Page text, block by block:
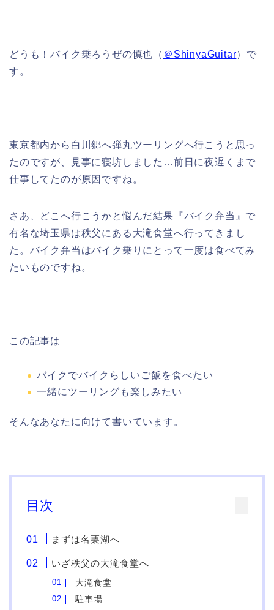
どうも！バイク乗ろうぜの慎也（ ＠ShinyaGuitar）で
す。
東京都内から白川郷へ弾丸ツーリングへ行こうと思っ
たのですが、見事に寝坊しました…前日に夜遅くまで
仕事してたのが原因ですね。
さあ、どこへ行こうかと悩んだ結果『バイク弁当』で
有名な埼玉県は秩父にある大滝食堂へ行ってきまし
た。バイク弁当はバイク乗りにとって一度は食べてみ
たいものですね。
この記事は
バイクでバイクらしいご飯を食べたい
一緒にツーリングも楽しみたい
そんなあなたに向けて書いています。
目次
まずは名栗湖へ
いざ秩父の大滝食堂へ
大滝食堂
駐車場